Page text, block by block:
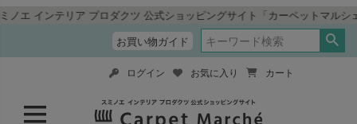
公式ショッピングサイト「カーペットマルシェ」
お買い物ガイド
ログイン お気に入り カート